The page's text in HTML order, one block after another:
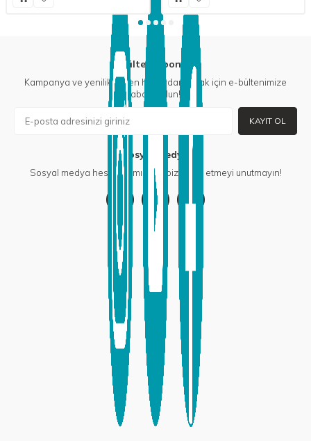
E-Bülten Aboneliği
Kampanya ve yeniliklerden haberdar olmak için e-bültenimize
abone olun!
KAYIT OL
Sosyal Medya
Sosyal medya hesaplarımızdan bizi takip etmeyi unutmayın!